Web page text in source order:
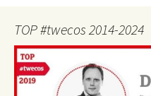
TOP #twecos 2014-2024